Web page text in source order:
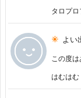
タロプ
よい
この度
はむはむ